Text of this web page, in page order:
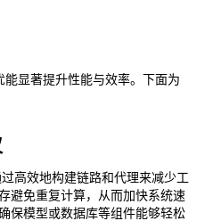
显著提升性能与效率。下面为
高效地构建链路和代理来减少工
避免重复计算，从而加快系统速
保模型或数据库等组件能够轻松